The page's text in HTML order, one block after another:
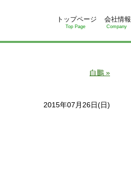
トップページ
Top Page
会社情報
Company
白鵬 »
2015年07月26日(日)